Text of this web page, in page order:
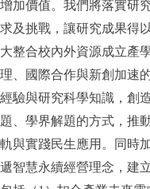
增加價值。我們將落實研
求及挑戰，讓研究成果得
大整合校內外資源成立產
理、國際合作與新創加速
經驗與研究科學知識，創
題、學界解題的方式，推
軌與實踐民生應用。同時
遞智慧永續經營理念，建